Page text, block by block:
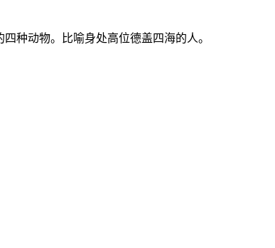
动物。比喻身处高位德盖四海的人。